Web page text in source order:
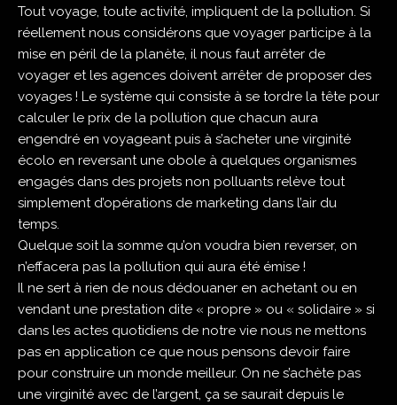
Tout voyage, toute activité, impliquent de la pollution. Si
réellement nous considérons que voyager participe à la
mise en péril de la planète, il nous faut arrêter de
voyager et les agences doivent arrêter de proposer des
voyages ! Le système qui consiste à se tordre la tête pour
calculer le prix de la pollution que chacun aura
engendré en voyageant puis à s’acheter une virginité
écolo en reversant une obole à quelques organismes
engagés dans des projets non polluants relève tout
simplement d’opérations de marketing dans l’air du
temps.
Quelque soit la somme qu’on voudra bien reverser, on
n’effacera pas la pollution qui aura été émise !
Il ne sert à rien de nous dédouaner en achetant ou en
vendant une prestation dite « propre » ou « solidaire » si
dans les actes quotidiens de notre vie nous ne mettons
pas en application ce que nous pensons devoir faire
pour construire un monde meilleur. On ne s’achète pas
une virginité avec de l’argent, ça se saurait depuis le